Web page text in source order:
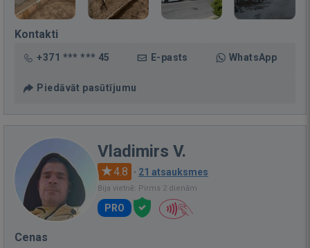
Kontakti
+371 *** *** 45 E-pasts WhatsApp
Piedāvāt pasūtījumu
Vladimirs V.
4.8 · 21 atsauksmes
Bija vietnē: Pirms 2 dienām
PRO
Cenas